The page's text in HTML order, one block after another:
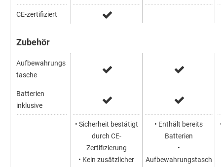
CE-zertifiziert
Zubehör
Aufbewahrungs
tasche
Batterien
inklusive
• Sicherheit bestätigt
durch CE-
Zertifizierung
• Kein zusätzlicher
• Enthält bereits
Batterien
•
Aufbewahrungstasch